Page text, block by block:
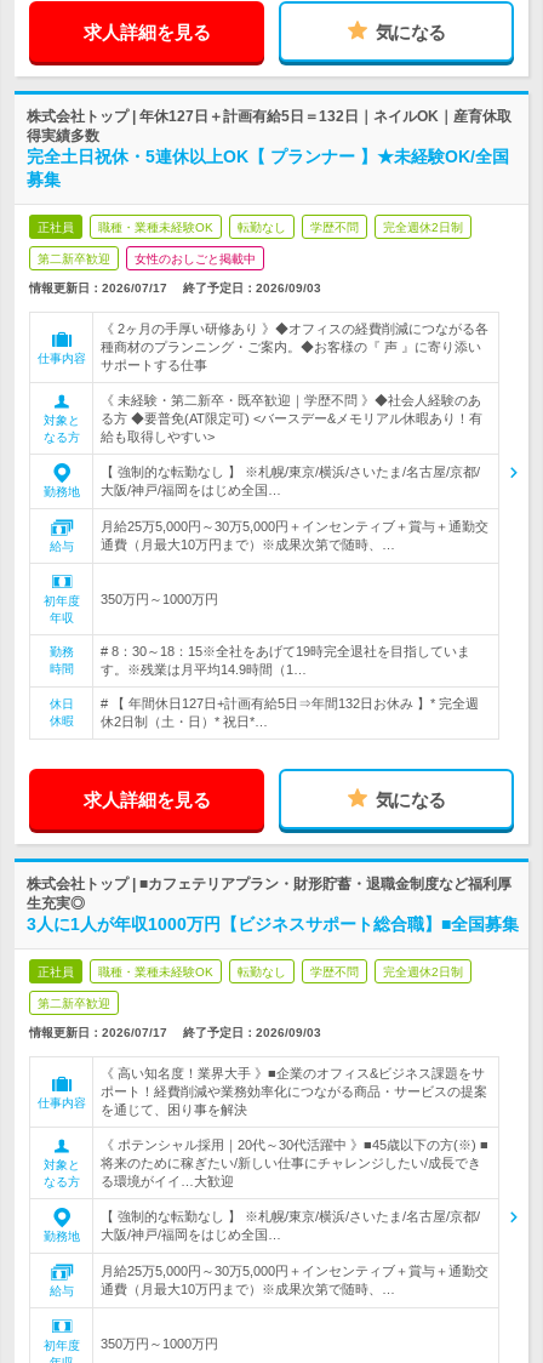
求人詳細を見る 気になる
株式会社トップ | 年休127日＋計画有給5日＝132日｜ネイルOK｜産育休取
得実績多数
完全土日祝休・5連休以上OK【 プランナー 】★未経験OK/全国
募集
正社員 職種・業種未経験OK 転勤なし 学歴不問 完全週休2日制
第二新卒歓迎 女性のおしごと掲載中
情報更新日：2026/07/17 終了予定日： 2026/09/03
仕事内容
《 2ヶ月の手厚い研修あり 》◆オフィスの経費削減につながる各
種商材のプランニング・ご案内。◆お客様の『 声 』に寄り添い
サポートする仕事
対象と
なる方
《 未経験・第二新卒・既卒歓迎｜学歴不問 》◆社会人経験のあ
る方 ◆要普免(AT限定可) <バースデー&メモリアル休暇あり！有
給も取得しやすい>
勤務地
【 強制的な転勤なし 】 ※札幌/東京/横浜/さいたま/名古屋/京都/
大阪/神戸/福岡をはじめ全国…
給与
月給25万5,000円～30万5,000円＋インセンティブ＋賞与＋通勤交
通費（月最大10万円まで）※成果次第で随時、…
初年度
年収
350万円～1000万円
勤務
時間
# 8：30～18：15※全社をあげて19時完全退社を目指していま
す。※残業は月平均14.9時間（1…
休日
休暇
# 【 年間休日127日+計画有給5日⇒年間132日お休み 】* 完全週
休2日制（土・日）* 祝日*…
求人詳細を見る 気になる
株式会社トップ | ■カフェテリアプラン・財形貯蓄・退職金制度など福利厚
生充実◎
3人に1人が年収1000万円【ビジネスサポート総合職】■全国募集
正社員 職種・業種未経験OK 転勤なし 学歴不問 完全週休2日制
第二新卒歓迎
情報更新日：2026/07/17 終了予定日： 2026/09/03
仕事内容
《 高い知名度！業界大手 》■企業のオフィス&ビジネス課題をサ
ポート！経費削減や業務効率化につながる商品・サービスの提案
を通じて、困り事を解決
対象と
なる方
《 ポテンシャル採用｜20代～30代活躍中 》■45歳以下の方(※) ■
将来のために稼ぎたい/新しい仕事にチャレンジしたい/成長でき
る環境がイイ…大歓迎
勤務地
【 強制的な転勤なし 】 ※札幌/東京/横浜/さいたま/名古屋/京都/
大阪/神戸/福岡をはじめ全国…
給与
月給25万5,000円～30万5,000円＋インセンティブ＋賞与＋通勤交
通費（月最大10万円まで）※成果次第で随時、…
初年度
350万円～1000万円